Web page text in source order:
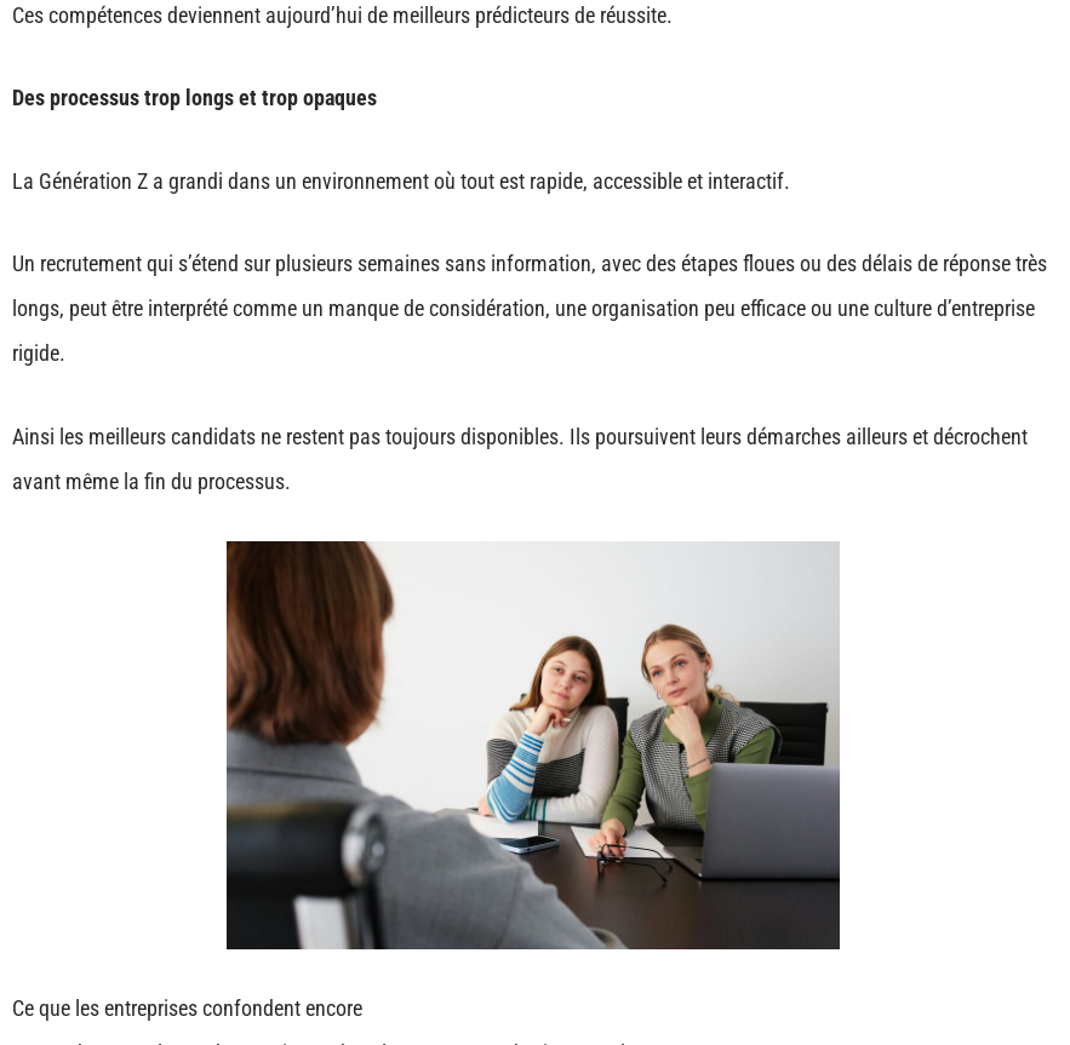
Ces compétences deviennent aujourd’hui de meilleurs prédicteurs de réussite.
Des processus trop longs et trop opaques
La Génération Z a grandi dans un environnement où tout est rapide, accessible et interactif.
Un recrutement qui s’étend sur plusieurs semaines sans information, avec des étapes floues ou des délais de réponse très
longs, peut être interprété comme un manque de considération, une organisation peu efficace ou une culture d’entreprise
rigide.
Ainsi les meilleurs candidats ne restent pas toujours disponibles. Ils poursuivent leurs démarches ailleurs et décrochent
avant même la fin du processus.
Ce que les entreprises confondent encore